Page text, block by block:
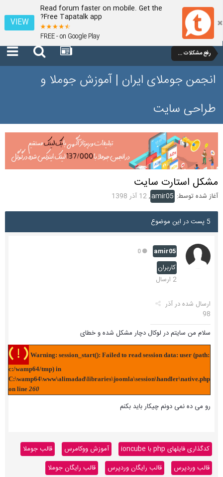
Read forum faster on mobile. Get the
Free Tapatalk app?
FREE - on Google Play
VIEW
رفع مشکلات و سوالات عمومی جوملا 4
انجمن جوملای ایران | آموزش جوملا و
طراحی سایت
مشکل استارت سایت
آغاز شده توسط: amir05
,12 آذر 1398
5 پست در این موضوع
amir05
0
کاربران
2 ارسال
ارسال شده درآذر
98
سلام من سایتم در لوکال دچار مشکل شده و خطای
( ! ) Warning: session_start(): Failed to read session data: user (path:
c:/wamp64/tmp) in
C:\wamp64\www\alimadad\libraries\joomla\session\handler\native.php
on line 260
رو می ده نمی دونم چیکار باید بکنم
کدگذاری فایلهای php با ioncube آموزش ووکامرس
قالب جوملا
قالب وردپرس
قالب رایگان وردپرس
قالب رایگان جوملا